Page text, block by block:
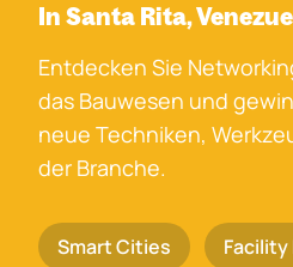
In Santa Rita,
Entdecken Sie
das Bauwesen und
neue Techniken,
der Branche.
Smart Cities